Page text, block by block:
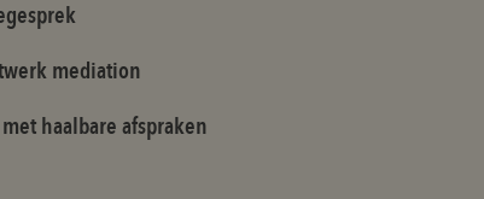
mediation
haalbare afspraken